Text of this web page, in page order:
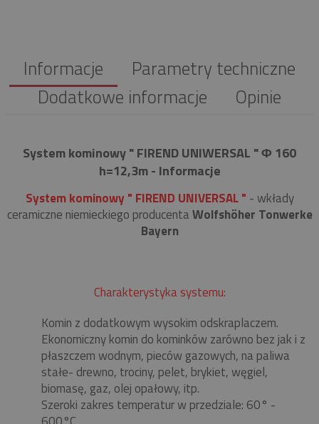
Informacje
Parametry techniczne
Dodatkowe informacje
Opinie
System kominowy " FIREND UNIWERSAL " Φ 160
h=12,3m - Informacje
System kominowy " FIREND UNIVERSAL " - wkłady
ceramiczne niemieckiego producentaWolfshöher Tonwerke
Bayern
Charakterystyka systemu:
Komin z dodatkowym wysokim odskraplaczem.
Ekonomiczny komin do kominków zarówno bez jak i z
płaszczem wodnym, pieców gazowych, na paliwa
stałe- drewno, trociny, pelet, brykiet, węgiel,
biomasę, gaz, olej opałowy, itp.
Szeroki zakres temperatur w przedziale: 60° -